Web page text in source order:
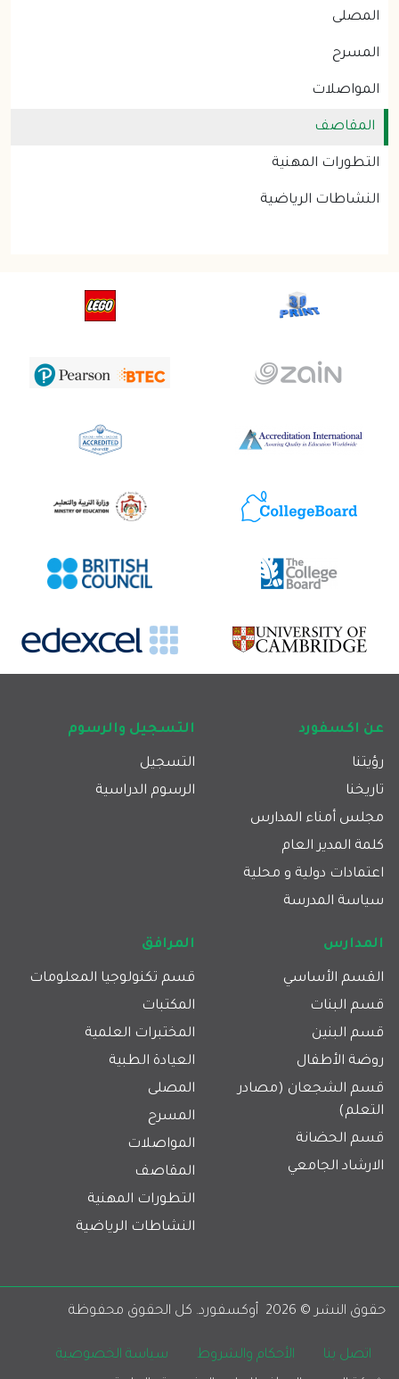
المصلى
المسرح
المواصلات
المقاصف
التطورات المهنية
النشاطات الرياضية
Footer main navigation
عن اكسفورد
رؤيتنا
تاريخنا
مجلس أمناء المدارس
كلمة المدير العام
اعتمادات دولية و محلية
سياسة المدرسة
التسجيل والرسوم
التسجيل
الرسوم الدراسية
المدارس
القسم الأساسي
قسم البنات
قسم البنين
روضة الأطفال
قسم الشجعان (مصادر
التعلم)
قسم الحضانة
الارشاد الجامعي
المرافق
قسم تكنولوجيا المعلومات
المكتبات
المختبرات العلمية
العيادة الطبية
المصلى
المسرح
المواصلات
المقاصف
التطورات المهنية
النشاطات الرياضية
حقوق النشر © 2026
  أوكسفورد. كل الحقوق محفوظة
Footer
اتصل بنا الأحكام والشروط
سياسة الخصوصية